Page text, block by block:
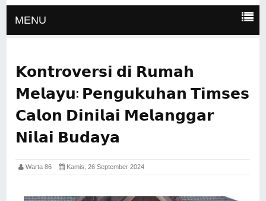
MENU
𝗞𝗼𝗻𝘁𝗿𝗼𝘃𝗲𝗿𝘀𝗶 𝗱𝗶 𝗥𝘂𝗺𝗮𝗵
𝗠𝗲𝗹𝗮𝘆𝘂: 𝗣𝗲𝗻𝗴𝘂𝗸𝘂𝗵𝗮𝗻 𝗧𝗶𝗺𝘀𝗲𝘀
𝗖𝗮𝗹𝗼𝗻 𝗗𝗶𝗻𝗶𝗹𝗮𝗶 𝗠𝗲𝗹𝗮𝗻𝗴𝗴𝗮𝗿
𝗡𝗶𝗹𝗮𝗶 𝗕𝘂𝗱𝗮𝘆𝗮
Warta 86 Kamis, 26 September 2024